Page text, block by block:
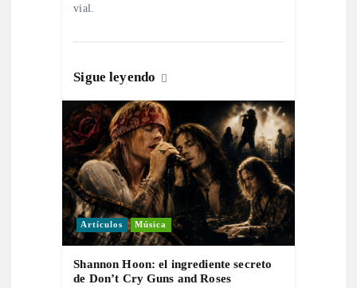
vial.
Sigue leyendo
Artículos Música
Shannon Hoon: el ingrediente secreto
de Don’t Cry Guns and Roses